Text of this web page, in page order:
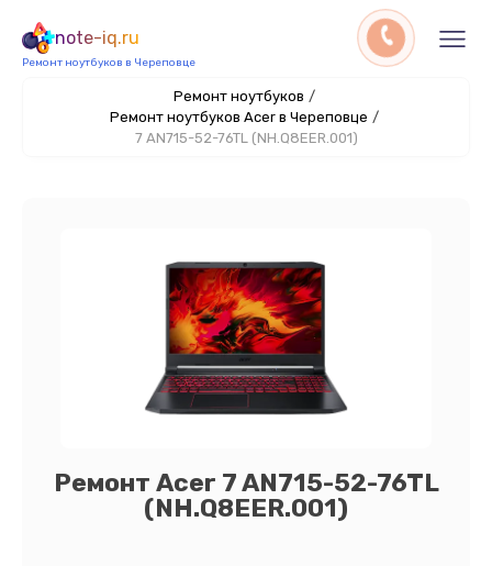
note-iq.ru
Ремонт ноутбуков в Череповце
Ремонт ноутбуков /
Ремонт ноутбуков Acer в Череповце /
7 AN715-52-76TL (NH.Q8EER.001)
Ремонт Acer 7 AN715-52-76TL
(NH.Q8EER.001)